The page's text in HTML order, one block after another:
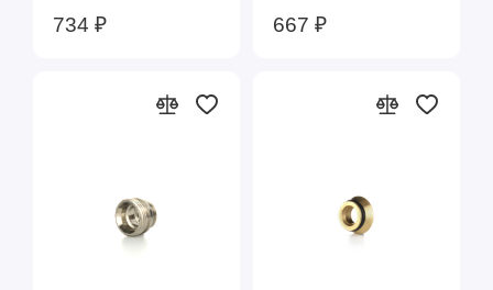
евроконус, с
уплотнением O-
734 ₽
евроконус, латунь,
с уплотнением O-
667 ₽